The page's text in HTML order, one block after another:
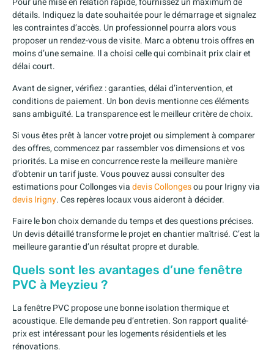
détails. Indiquez la date souhaitée pour le démarrage et signalez
les contraintes d’accès. Un professionnel pourra alors vous
proposer un rendez-vous de visite. Marc a obtenu trois offres en
moins d’une semaine. Il a choisi celle qui combinait prix clair et
délai court.
Avant de signer, vérifiez : garanties, délai d’intervention, et
conditions de paiement. Un bon devis mentionne ces éléments
sans ambiguïté. La transparence est le meilleur critère de choix.
Si vous êtes prêt à lancer votre projet ou simplement à comparer
des offres, commencez par rassembler vos dimensions et vos
priorités. La mise en concurrence reste la meilleure manière
d’obtenir un tarif juste. Vous pouvez aussi consulter des
estimations pour Collonges viadevis Collongesou pour Irigny via
devis Irigny. Ces repères locaux vous aideront à décider.
Faire le bon choix demande du temps et des questions précises.
Un devis détaillé transforme le projet en chantier maîtrisé. C’est la
meilleure garantie d’un résultat propre et durable.
Quels sont les avantages d’une fenêtre
PVC à Meyzieu ?
La fenêtre PVC propose une bonne isolation thermique et
acoustique. Elle demande peu d’entretien. Son rapport qualité-
prix est intéressant pour les logements résidentiels et les
rénovations.